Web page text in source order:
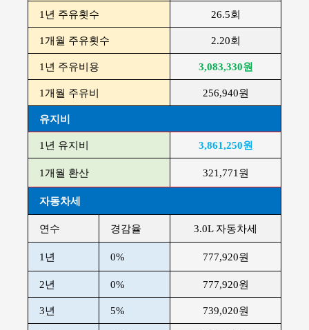
1년 주유횟수 26.5회
1개월 주유횟수 2.20회
1년 주유비용 3,083,330원
1개월 주유비 256,940원
유지비
1년 유지비 3,861,250원
1개월 환산 321,771원
자동차세
연수 경감율 3.0L 자동차세
1년 0% 777,920원
2년 0% 777,920원
3년 5% 739,020원